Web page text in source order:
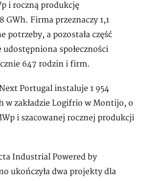
i roczną produkcję
GWh. Firma przeznaczy 1,1
potrzeby, a pozostała część
społeczności
647 rodzin i firm.
Portugal instaluje 1 954
w zakładzie Logifrio w Montijo, o
i szacowanej rocznej produkcji
Industrial Powered by
ukończyła dwa projekty dla